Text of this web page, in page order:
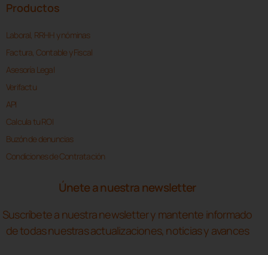
Productos
Laboral, RRHH y nóminas
Factura, Contable y Fiscal
Asesoría Legal
Verifactu
API
Calcula tu ROI
Buzón de denuncias
Condiciones de Contratación
Únete a nuestra newsletter
Suscríbete a nuestra newsletter y mantente informado
de todas nuestras actualizaciones, noticias y avances